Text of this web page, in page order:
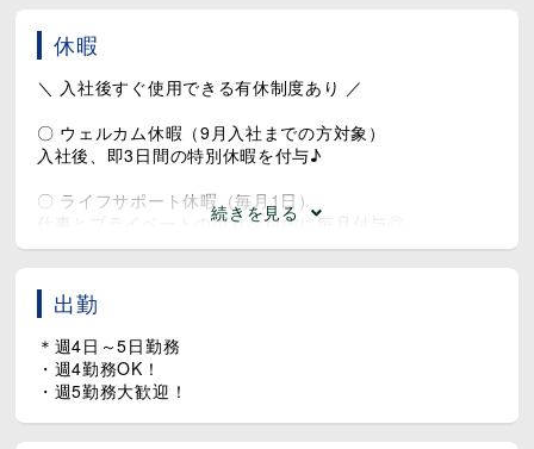
・イオン無人キャッシュレス店舗あり
・従業員価格の自動販売機あり
・スマートフォン等の充電スペースあり
・社会保険制度完備
・健康診断（社保加入者）
(社保加入者＆扶養家族も！）
・懇親会補助あり
・フルで、しっかり稼ぎたい
┗ 9:00-18:00
・朝はゆっくり渋滞回避
┗ 11:00-18:00
・お昼からゆっくり、でもしっかり稼ぎたい！
┗ 12:00-21:00
あなたらしい働き方がきっと見つかります！
まずはご相談下さい。
休暇
続きを見る
＼ 入社後すぐ使用できる有休制度あり ／
〇 ウェルカム休暇（9月入社までの方対象）
入社後、即3日間の特別休暇を付与♪
〇 ライフサポート休暇（毎月1日）
仕事とプライベートの両立を目的に毎月付与◎
趣味、美容院、推し活など、自由に使えます♪
【 その他、休暇制度も充実 】
〇 看護等休暇（一部学校行事で利用可）
〇 配偶者出産時の出産育児休暇
〇 結婚休暇
〇 忌引き休暇
〇 有給休暇制度（半年後10日支給）
〇 産休・育休制度
出勤
＊週4日～5日勤務
・週4勤務OK！
・週5勤務大歓迎！